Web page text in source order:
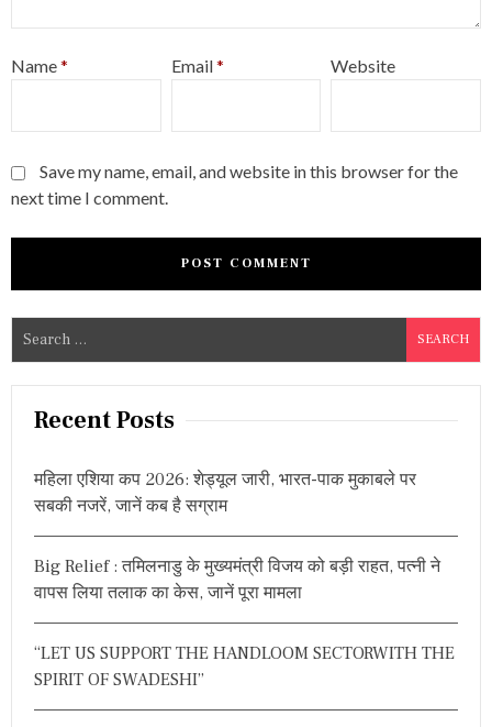
Name* Email* Website
Save my name, email, and website in this browser for the
next time I comment.
a
Recent Posts
महिला एशिया कप 2026: शेड्यूल जारी, भारत-पाक मुकाबले पर
सबकी नजरें, जानें कब है सग्राम
Big Relief : तमिलनाडु के मुख्यमंत्री विजय को बड़ी राहत, पत्नी ने
वापस लिया तलाक का केस, जानें पूरा मामला
“LET US SUPPORT THE HANDLOOM SECTORWITH THE
SPIRIT OF SWADESHI”